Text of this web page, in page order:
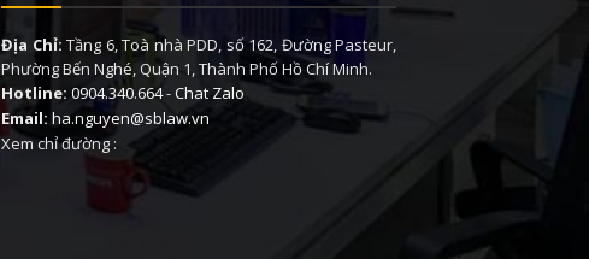
Địa Chỉ: Tầng 6, Toà nhà PDD, số 162, Đường Pasteur,
Phường Bến Nghé, Quận 1, Thành Phố Hồ Chí Minh.
Hotline: 0904.340.664-Chat Zalo
Email: ha.nguyen@sblaw.vn
Xem chỉ đường :